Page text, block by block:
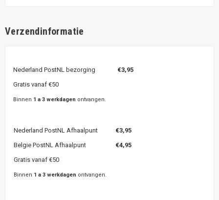
Verzendinformatie
Nederland PostNL bezorging €3,95
Gratis vanaf €50
Binnen 1 a 3 werkdagen ontvangen.
Nederland PostNL Afhaalpunt €3,95
Belgie PostNL Afhaalpunt
€4,95
Gratis vanaf €50
Binnen 1 a 3 werkdagen ontvangen.